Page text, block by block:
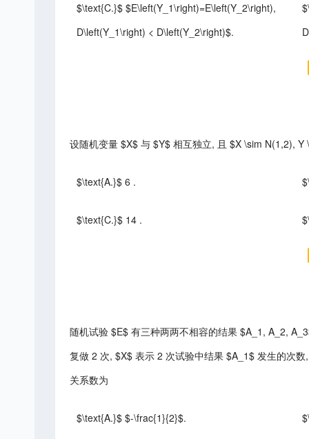
$\text{C.}$ $E\left(Y_1\right)=E\left(Y_2\right),
D\left(Y_1\right) < D\left(Y_2\right)$.
设随机变量 $X$ 与 $Y$ 相互独立, 且 $X \sim N(1,2),
$\text{A.}$ 6 .
$\text{C.}$ 14 .
随机试验 $E$ 有三种两两不相容的结果 $A_1, A_2,
复做 2 次, $X$ 表示 2 次试验中结果 $A_1$ 发生的次
关系数为
$\text{A.}$ $-\frac{1}{2}$.